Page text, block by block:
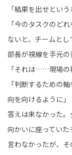
「結果を出せとい
「今のタスクのど
ないと、チームとし
部長が視線を手元の
「それは……現場の
「判断するための
向を向けるように」
答えは来なかった。
向かいに座ってい
言わなかったが、そ